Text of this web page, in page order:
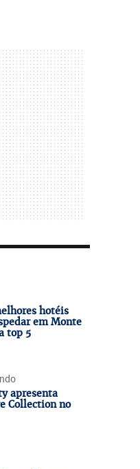
hotéis
em Monte
top 5
apresenta
Collection no